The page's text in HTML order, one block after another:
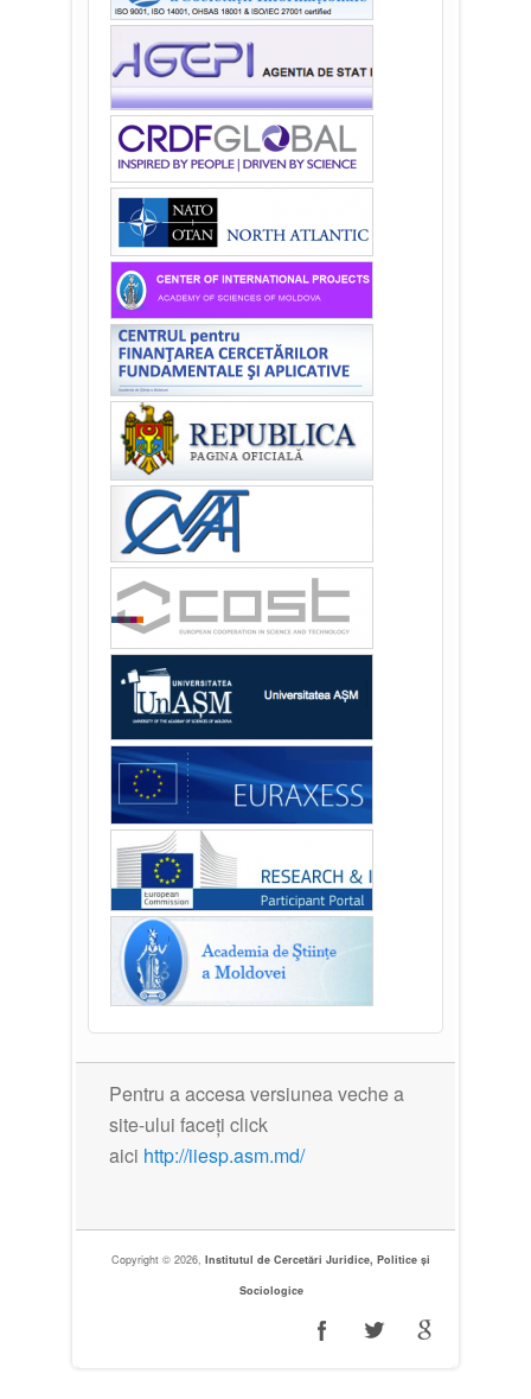
Pentru a accesa versiunea veche a
site-ului faceți click
aici http://iiesp.asm.md/
Copyright © 2026,Institutul de Cercetări Juridice, Politice și
Sociologice